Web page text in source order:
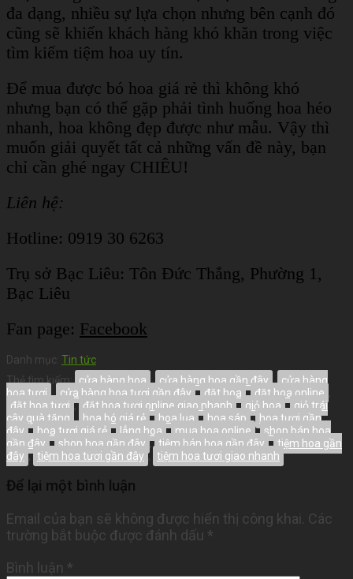
đa dạng, nhiều sự lựa chọn nhưng bên cạnh đó
cũng sẽ khiến khách hàng khó khăn trong việc
tìm kiếm tiệm hoa uy tín.
Để mua được bó hoa giá rẻ thì không khó
nhưng bạn có thể gặp phải tình huống hoa héo
nhanh, hoa không đẹp được như mẫu. Vậy thì
muốn giải quyết tất cả những vấn đề này, bạn
chỉ cần ghé ngay CHIÊU!
Liên hệ:
Hotline: 0919 30 6263
Trụ sở Bạc Liêu: Tôn Đức Thắng, Phường 1,
Bạc Liêu
Fan page: Facebook
Danh mục: Tin tức
Thẻ tìm kiếm: cửa hàng hoa , cửa hàng hoa gần đây , cửa hàng
hoa tươi , cửa hàng hoa tươi gần đây , đặt hoa , đặt hoa online ,
đặt hoa tươi , đặt hoa tươi online giao nhanh , giỏ hoa , giỏ trái
cây quà tặng , hoa bó giá rẻ , hoa lụa , hoa sáp , hoa tươi gần
đây , hoa tươi giá rẻ , lẳng hoa , mua hoa online , shop bán hoa
gần đây , shop hoa gần đây , tiệm bán hoa gần đây , tiệm hoa gần
đây , tiệm hoa tươi gần đây , tiệm hoa tươi giao nhanh
Để lại một bình luận
Email của bạn sẽ không được hiển thị công khai. Các
trường bắt buộc được đánh dấu *
Bình luận *